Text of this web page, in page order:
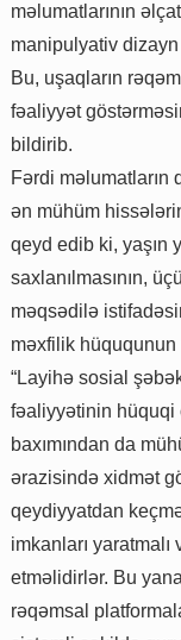
məlumatlarının
manipulyativ
Bu, uşaqların
fəaliyyət
bildirib.
Fərdi məlumatların
ən mühüm
qeyd edib ki, yaşın
saxlanılmasının,
məqsədilə
məxfilik
“Layihə sosial
fəaliyyətinin
baxımından da
ərazisində xidmət
qeydiyyatdan
imkanları
etməlidirlər. Bu
rəqəmsal